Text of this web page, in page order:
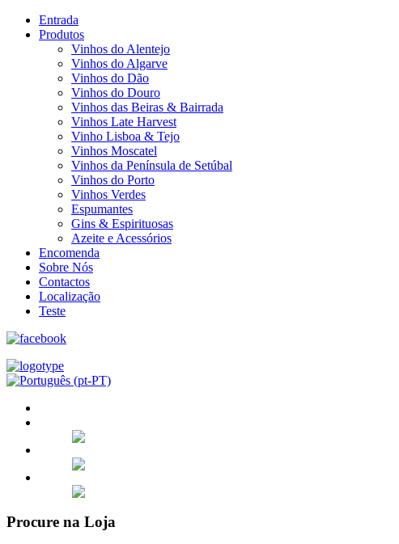
Entrada
Produtos
Vinhos do Alentejo
Vinhos do Algarve
Vinhos do Dão
Vinhos do Douro
Vinhos das Beiras & Bairrada
Vinhos Late Harvest
Vinho Lisboa & Tejo
Vinhos Moscatel
Vinhos da Península de Setúbal
Vinhos do Porto
Vinhos Verdes
Espumantes
Gins & Espirituosas
Azeite e Acessórios
Encomenda
Sobre Nós
Contactos
Localização
Teste
Procure na Loja